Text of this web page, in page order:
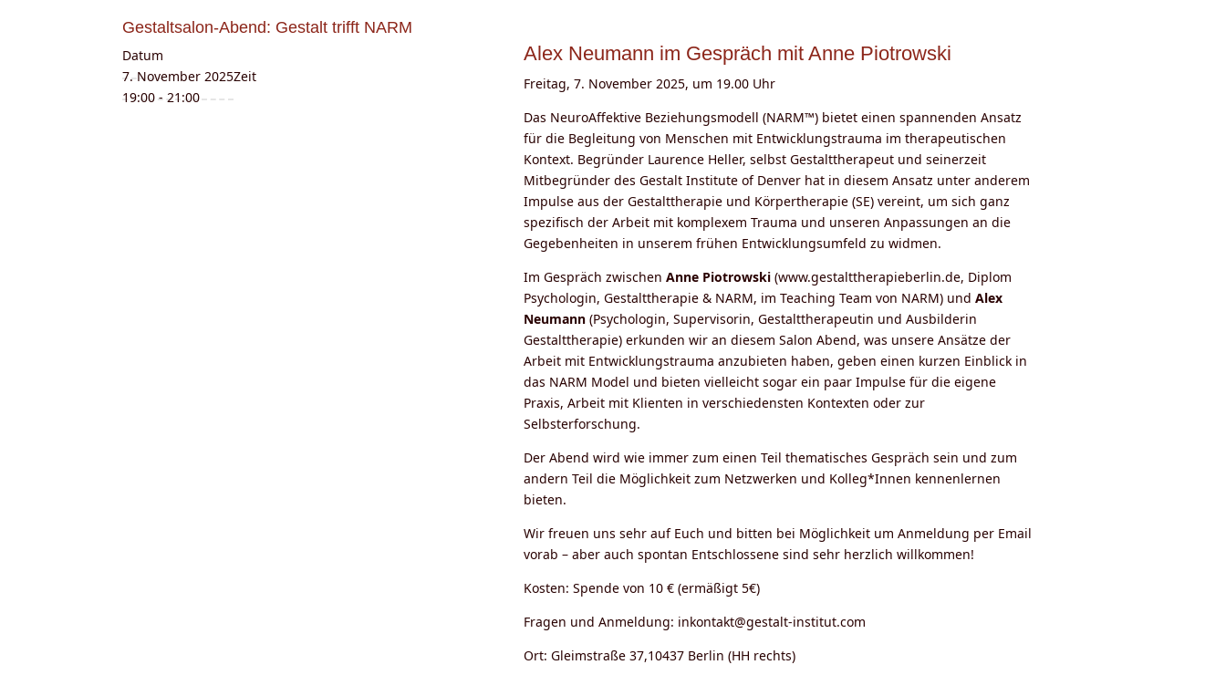
Gestaltsalon-Abend: Gestalt trifft NARM
Datum
7. November 2025Zeit
19:00 - 21:00
Alex Neumann im Gespräch mit Anne Piotrowski
Freitag, 7. November 2025, um 19.00 Uhr
Das NeuroAffektive Beziehungsmodell (NARM™) bietet einen spannenden Ansatz
für die Begleitung von Menschen mit Entwicklungstrauma im therapeutischen
Kontext. Begründer Laurence Heller, selbst Gestalttherapeut und seinerzeit
Mitbegründer des Gestalt Institute of Denver hat in diesem Ansatz unter anderem
Impulse aus der Gestalttherapie und Körpertherapie (SE) vereint, um sich ganz
spezifisch der Arbeit mit komplexem Trauma und unseren Anpassungen an die
Gegebenheiten in unserem frühen Entwicklungsumfeld zu widmen.
Im Gespräch zwischenAnne Piotrowski (www.gestalttherapieberlin.de, Diplom
Psychologin, Gestalttherapie & NARM, im Teaching Team von NARM) undAlex
Neumann (Psychologin, Supervisorin, Gestalttherapeutin und Ausbilderin
Gestalttherapie) erkunden wir an diesem Salon Abend, was unsere Ansätze der
Arbeit mit Entwicklungstrauma anzubieten haben, geben einen kurzen Einblick in
das NARM Model und bieten vielleicht sogar ein paar Impulse für die eigene
Praxis, Arbeit mit Klienten in verschiedensten Kontexten oder zur
Selbsterforschung.
Der Abend wird wie immer zum einen Teil thematisches Gespräch sein und zum
andern Teil die Möglichkeit zum Netzwerken und Kolleg*Innen kennenlernen
bieten.
Wir freuen uns sehr auf Euch und bitten bei Möglichkeit um Anmeldung per Email
vorab – aber auch spontan Entschlossene sind sehr herzlich willkommen!
Kosten: Spende von 10 € (ermäßigt 5€)
Fragen und Anmeldung: inkontakt@gestalt-institut.com
Ort: Gleimstraße 37,10437 Berlin (HH rechts)